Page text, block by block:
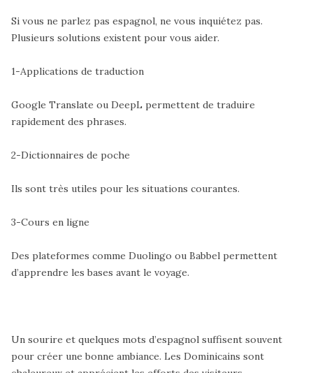
Si vous ne parlez pas espagnol, ne vous inquiétez pas.
Plusieurs solutions existent pour vous aider.
1-Applications de traduction
Google Translate ou DeepL permettent de traduire
rapidement des phrases.
2-Dictionnaires de poche
Ils sont très utiles pour les situations courantes.
3-Cours en ligne
Des plateformes comme Duolingo ou Babbel permettent
d’apprendre les bases avant le voyage.
Un sourire et quelques mots d’espagnol suffisent souvent
pour créer une bonne ambiance. Les Dominicains sont